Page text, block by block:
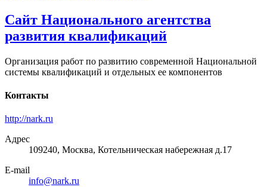
Сайт Национального агентства
развития квалификаций
Организация работ по развитию современной Национальной
системы квалификаций и отдельных ее компонентов
Контакты
http://nark.ru
Адрес
109240, Москва, Котельническая набережная д.17
E-mail
info@nark.ru